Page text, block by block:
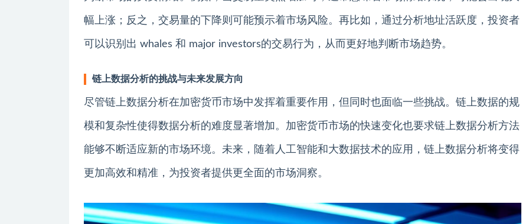
幅上涨；反之，交易量的下降则可能预示着市场风险。再比如，通过分析地址活跃度，投资者
可以识别出 whales 和 major investors的交易行为，从而更好地判断市场趋势。
链上数据分析的挑战与未来发展方向
尽管链上数据分析在加密货币市场中发挥着重要作用，但同时也面临一些挑战。链上数据的规
模和复杂性使得数据分析的难度显著增加。加密货币市场的快速变化也要求链上数据分析方法
能够不断适应新的市场环境。未来，随着人工智能和大数据技术的应用，链上数据分析将变得
更加高效和精准，为投资者提供更全面的市场洞察。